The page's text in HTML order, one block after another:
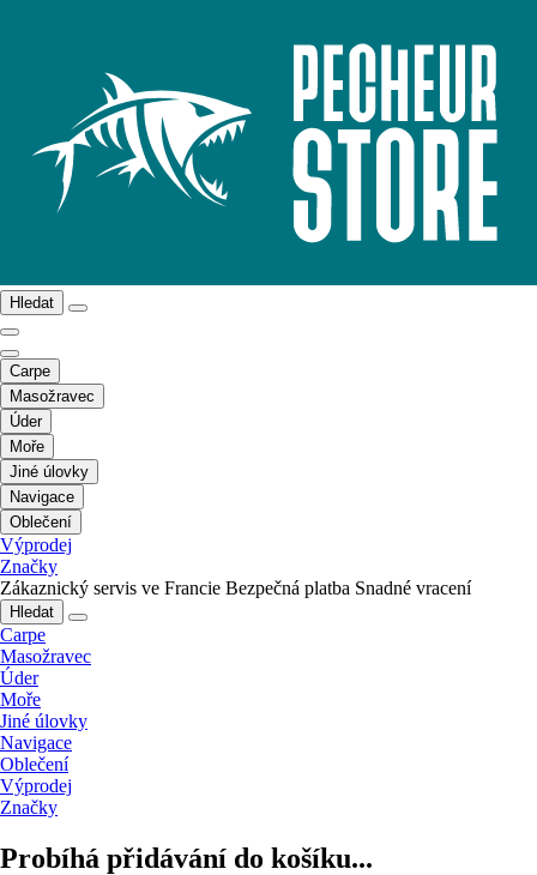
Hledat
Carpe
Masožravec
Úder
Moře
Jiné úlovky
Navigace
Oblečení
Výprodej
Značky
Zákaznický servis ve Francie Bezpečná platba Snadné vracení
Hledat
Carpe
Masožravec
Úder
Moře
Jiné úlovky
Navigace
Oblečení
Výprodej
Značky
Probíhá přidávání do košíku...